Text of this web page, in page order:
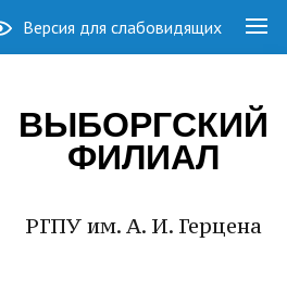
Версия для слабовидящих
ВЫБОРГСКИЙ
ФИЛИАЛ
РГПУ им. А. И. Герцена